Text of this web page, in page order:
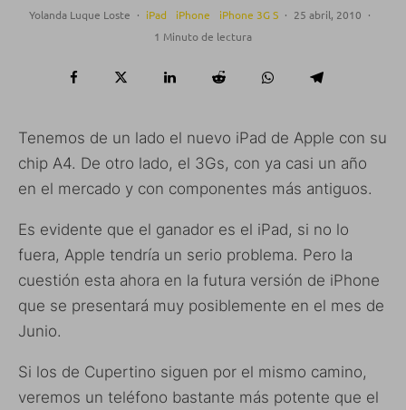
Yolanda Luque Loste · iPad iPhone iPhone 3G S · 25 abril, 2010 ·
1 Minuto de lectura
Tenemos de un lado el nuevo iPad de Apple con su
chip A4. De otro lado, el 3Gs, con ya casi un año
en el mercado y con componentes más antiguos.
Es evidente que el ganador es el iPad, si no lo
fuera, Apple tendría un serio problema. Pero la
cuestión esta ahora en la futura versión de iPhone
que se presentará muy posiblemente en el mes de
Junio.
Si los de Cupertino siguen por el mismo camino,
veremos un teléfono bastante más potente que el